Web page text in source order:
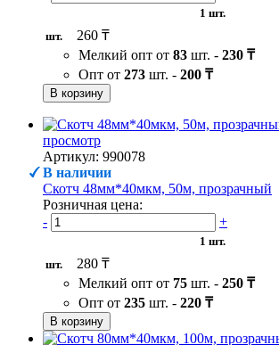
1 шт.
шт.
260 ₸
Мелкий опт от 83 шт. - 230 ₸
Опт от 273 шт. - 200 ₸
В корзину
просмотр
Артикул: 990078
В наличии
Скотч 48мм*40мкм, 50м, прозрачный
Розничная цена:
-
+
1 шт.
шт.
280 ₸
Мелкий опт от 75 шт. - 250 ₸
Опт от 235 шт. - 220 ₸
В корзину